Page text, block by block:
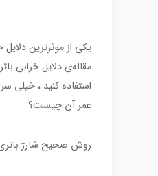
یکی از موثرترین
مقاله‌ی دلایل خرابی
استفاده کنید ، خیلی
عمر آن چیست؟
روش صحیح شارژ